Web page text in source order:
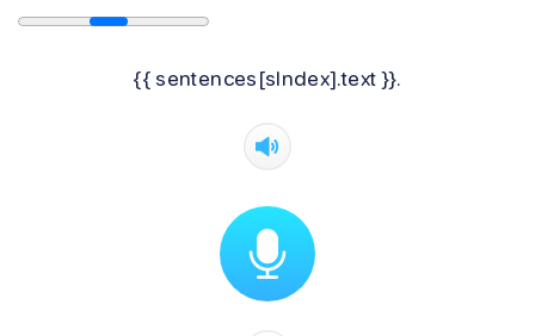
{{ sentences[sIndex].text }}.